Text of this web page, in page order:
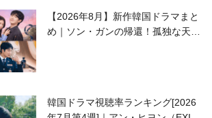
【2026年8月】新作韓国ドラマまと
め｜ソン・ガンの帰還！孤独な天才
韓国ドラマ視聴率ランキング[2026